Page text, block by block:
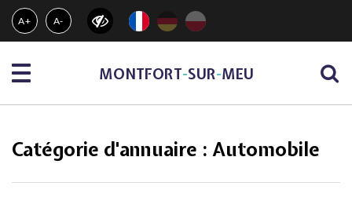
Gestion des traceurs
A+ A-
Menu MONTFORT-SUR-MEU
Catégorie d'annuaire : Automobile